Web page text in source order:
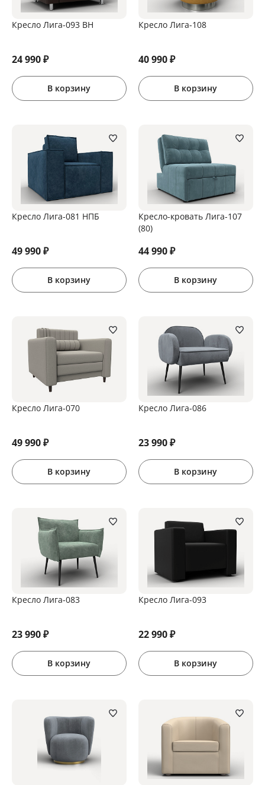
Кресло Лига-093 ВН
24 990₽
В корзину
Кресло Лига-108
40 990₽
В корзину
Кресло Лига-081 НПБ
49 990₽
В корзину
Кресло-кровать Лига-107
(80)
44 990₽
В корзину
Кресло Лига-070
49 990₽
В корзину
Кресло Лига-086
23 990₽
В корзину
Кресло Лига-083
23 990₽
В корзину
Кресло Лига-093
22 990₽
В корзину